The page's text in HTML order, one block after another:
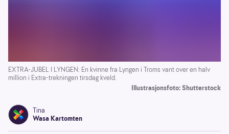
EXTRA-JUBEL I LYNGEN: En kvinne fra Lyngen i Troms vant over en halv
million i Extra-trekningen tirsdag kveld.
Illustrasjonsfoto: Shutterstock
Tina
Wasa Kartomten